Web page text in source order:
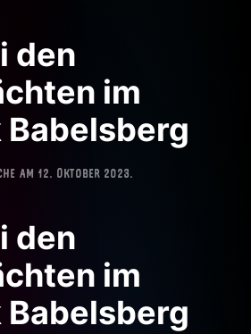
den
im
am 12. Oktober 2023.
den
im